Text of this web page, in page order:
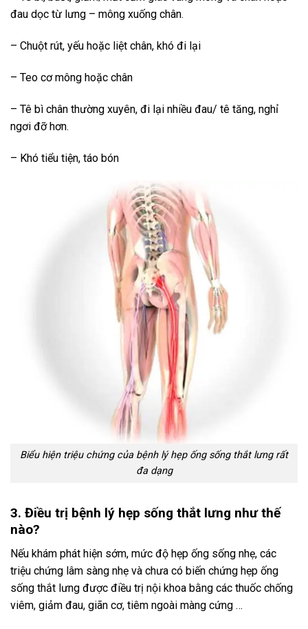
đau dọc từ lưng – mông xuống chân.
– Chuột rút, yếu hoặc liệt chân, khó đi lại
– Teo cơ mông hoặc chân
– Tê bì chân thường xuyên, đi lại nhiều đau/ tê tăng, nghỉ
ngơi đỡ hơn.
– Khó tiểu tiện, táo bón
Biểu hiện triệu chứng của bệnh lý hẹp ống sống thắt lưng rất
đa dạng
3. Điều trị bệnh lý hẹp sống thắt lưng như thế
nào?
Nếu khám phát hiện sớm, mức độ hẹp ống sống nhẹ, các
triệu chứng lâm sàng nhẹ và chưa có biến chứng hẹp ống
sống thắt lưng được điều trị nội khoa bằng các thuốc chống
viêm, giảm đau, giãn cơ, tiêm ngoài màng cứng …